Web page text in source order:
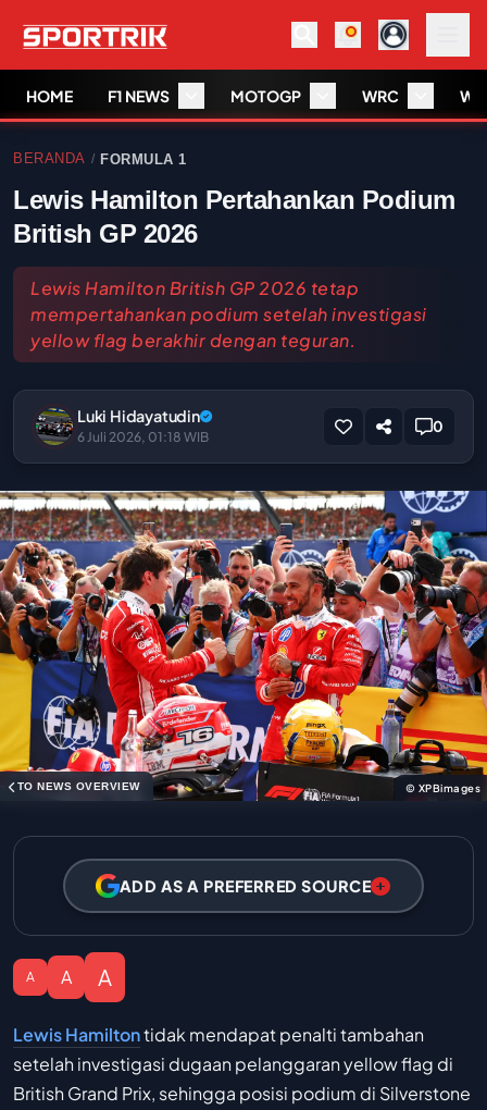
HOME F1 NEWS MOTOGP WRC
BERANDA / FORMULA 1
Lewis Hamilton Pertahankan Podium
British GP 2026
Lewis Hamilton British GP 2026 tetap
mempertahankan podium setelah investigasi
yellow flag berakhir dengan teguran.
Luki Hidayatudin
6 Juli 2026, 01:18 WIB
0
TO NEWS OVERVIEW © XPBimages
ADD AS A PREFERRED SOURCE
A A A
Lewis Hamiltontidak mendapat penalti tambahan
setelah investigasi dugaan pelanggaran yellow flag di
British Grand Prix, sehingga posisi podium di Silverstone